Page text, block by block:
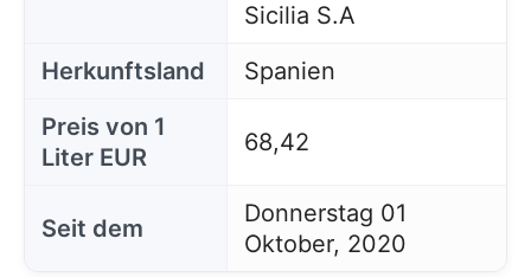
Sicilia S.A
Herkunftsland
Spanien
Preis von 1
Liter EUR
68,42
Seit dem
Donnerstag 01
Oktober, 2020
Unsere Website verwendet Cookies, die
Informationen in Ihrem Browser und auf Ihrem Gerät
lesen, speichern und schreiben können. Die von
umfassen Daten, die sich auf Ihr Benutzerkonto
beziehen, und können persönliche Kennungen (z. B.
IP-Adresse und Sitzungsdetails) und Browserverlauf